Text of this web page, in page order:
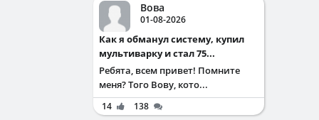
Вова
01-08-2026
Как я обманул систему, купил
мультиварку и стал 75...
Ребята, всем привет! Помните
меня? Того Вову, кото...
14 138